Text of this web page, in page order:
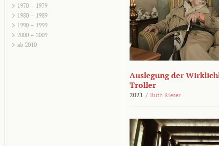
1970 – 1979
1980 – 1989
1990 – 1999
2000 – 2009
ab 2010
Auslegung der
Troller
2021 / Ruth Rieser